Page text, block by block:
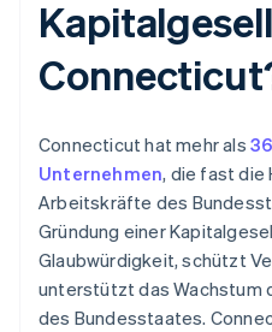
Connecticut hat mehr als
Unternehmen, die fast die
Arbeitskräfte des
Gründung einer
Glaubwürdigkeit, schützt
unterstützt das Wachstum
des Bundesstaates.